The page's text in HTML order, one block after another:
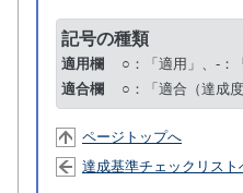
記号の種類
適用欄
○：「適用」、-：
適合欄
○：「適合（達成
ページトップへ
達成基準チェックリスト